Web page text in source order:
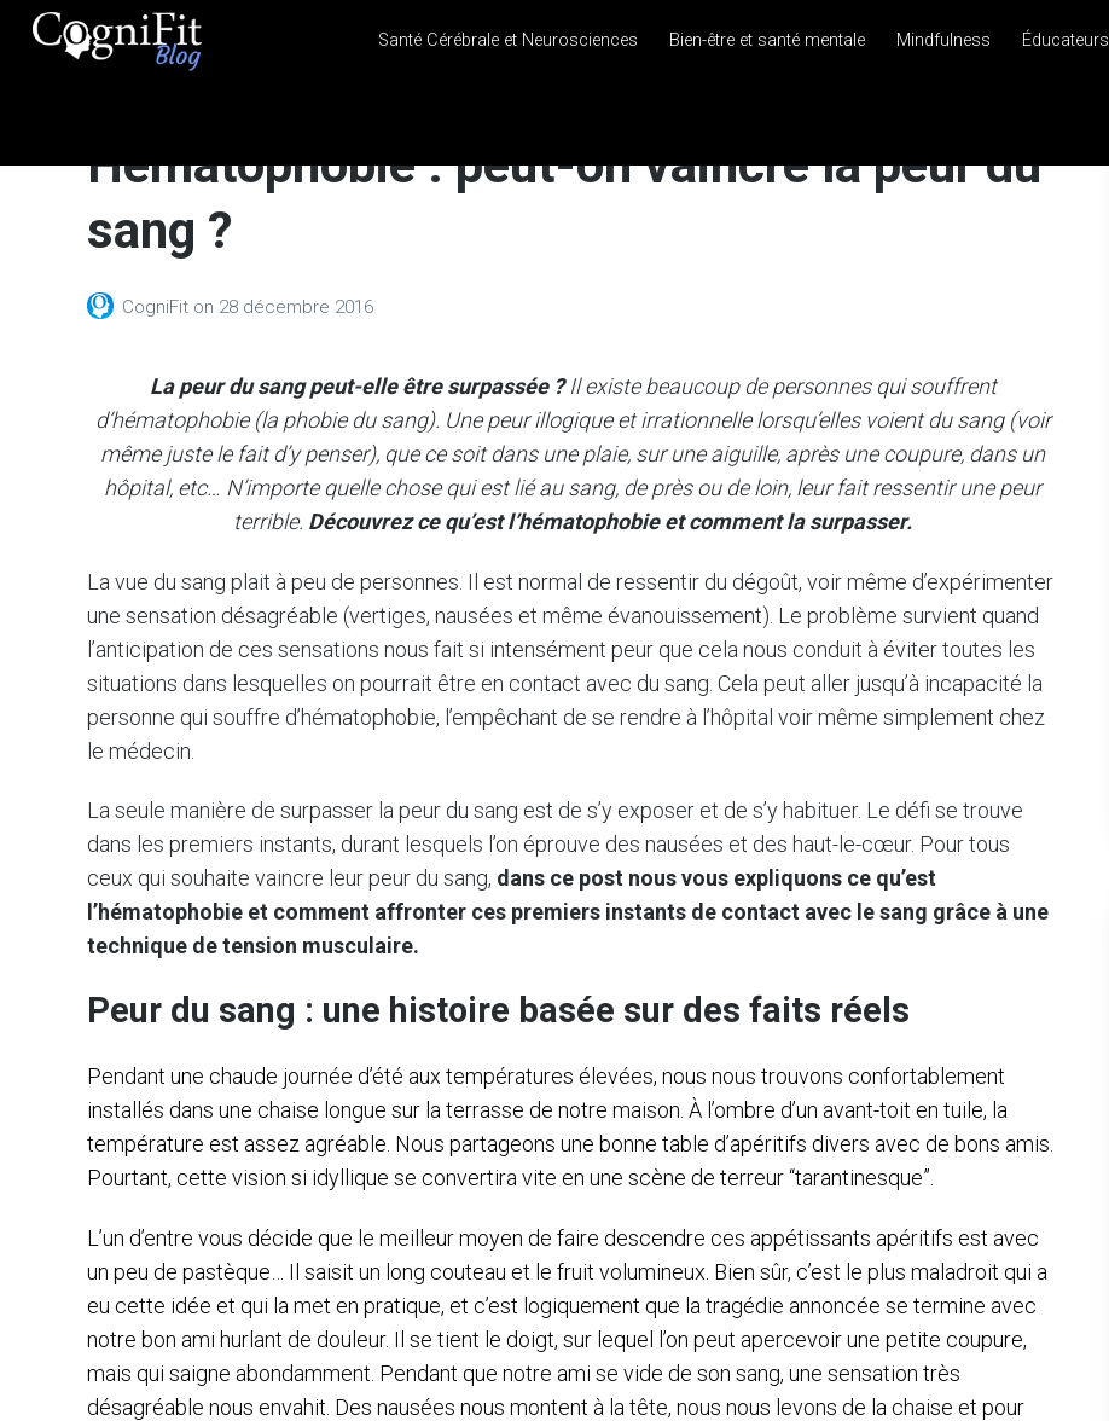
Health
Brain Training, Mental
Health, and Wellness
Santé Cérébrale et Neurosciences Bien-être et santé mentale Mindfulness Éducateurs
Hématophobie : peut-on vaincre la peur du
sang ?
CogniFit on 28 décembre 2016
La peur du sang peut-elle être surpassée ?Il existe beaucoup de personnes qui souffrent
d’hématophobie (la phobie du sang). Une peur illogique et irrationnelle lorsqu’elles voient du sang (voir
même juste le fait d’y penser), que ce soit dans une plaie, sur une aiguille, après une coupure, dans un
hôpital, etc… N’importe quelle chose qui est lié au sang, de près ou de loin, leur fait ressentir une peur
terrible. Découvrez ce qu’est l’hématophobie et comment la surpasser.
La vue du sang plait à peu de personnes. Il est normal de ressentir du dégoût, voir même d’expérimenter
une sensation désagréable (vertiges, nausées et même évanouissement). Le problème survient quand
l’anticipation de ces sensations nous fait si intensément peur que cela nous conduit à éviter toutes les
situations dans lesquelles on pourrait être en contact avec du sang. Cela peut aller jusqu’à incapacité la
personne qui souffre d’hématophobie, l’empêchant de se rendre à l’hôpital voir même simplement chez
le médecin.
La seule manière de surpasser la peur du sang est de s’y exposer et de s’y habituer. Le défi se trouve
dans les premiers instants, durant lesquels l’on éprouve des nausées et des haut-le-cœur. Pour tous
ceux qui souhaite vaincre leur peur du sang, dans ce post nous vous expliquons ce qu’est
l’hématophobie et comment affronter ces premiers instants de contact avec le sang grâce à une
technique de tension musculaire.
Peur du sang : une histoire basée sur des faits réels
Pendant une chaude journée d’été aux températures élevées, nous nous trouvons confortablement
installés dans une chaise longue sur la terrasse de notre maison. À l’ombre d’un avant-toit en tuile, la
température est assez agréable. Nous partageons une bonne table d’apéritifs divers avec de bons amis.
Pourtant, cette vision si idyllique se convertira vite en une scène de terreur “tarantinesque”.
L’un d’entre vous décide que le meilleur moyen de faire descendre ces appétissants apéritifs est avec
un peu de pastèque… Il saisit un long couteau et le fruit volumineux. Bien sûr, c’est le plus maladroit qui a
eu cette idée et qui la met en pratique, et c’est logiquement que la tragédie annoncée se termine avec
notre bon ami hurlant de douleur. Il se tient le doigt, sur lequel l’on peut apercevoir une petite coupure,
mais qui saigne abondamment. Pendant que notre ami se vide de son sang, une sensation très
désagréable nous envahit. Des nausées nous montent à la tête, nous nous levons de la chaise et pour